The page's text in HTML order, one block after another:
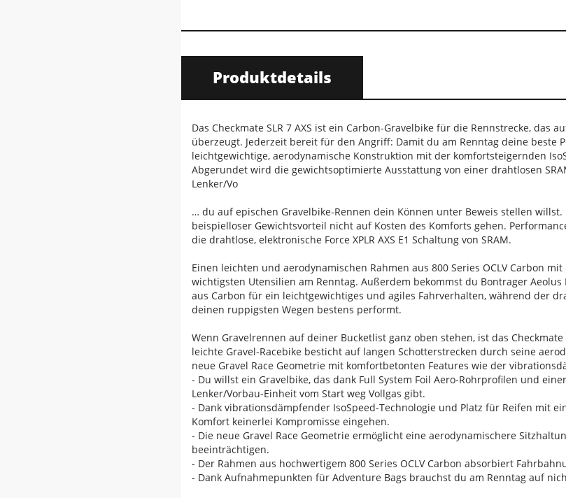
Produktdetails
Das Checkmate SLR 7 AXS ist ein Carbon-Gravelbike für die Rennstrecke,
überzeugt. Jederzeit bereit für den Angriff: Damit du am Renntag deine beste
leichtgewichtige, aerodynamische Konstruktion mit der komfortsteigernden
Abgerundet wird die gewichtsoptimierte Ausstattung von einer drahtlosen
Lenker/Vo
… du auf epischen Gravelbike-Rennen dein Können unter Beweis stellen
beispielloser Gewichtsvorteil nicht auf Kosten des Komforts gehen.
die drahtlose, elektronische Force XPLR AXS E1 Schaltung von SRAM.
Einen leichten und aerodynamischen Rahmen aus 800 Series OCLV Carbon
wichtigsten Utensilien am Renntag. Außerdem bekommst du Bontrager
aus Carbon für ein leichtgewichtiges und agiles Fahrverhalten, während der
deinen ruppigsten Wegen bestens performt.
Wenn Gravelrennen auf deiner Bucketlist ganz oben stehen, ist das
leichte Gravel-Racebike besticht auf langen Schotterstrecken durch seine
neue Gravel Race Geometrie mit komfortbetonten Features wie der
- Du willst ein Gravelbike, das dank Full System Foil Aero-Rohrprofilen und
Lenker/Vorbau-Einheit vom Start weg Vollgas gibt.
- Dank vibrationsdämpfender IsoSpeed-Technologie und Platz für Reifen mit
Komfort keinerlei Kompromisse eingehen.
- Die neue Gravel Race Geometrie ermöglicht eine aerodynamischere
beeinträchtigen.
- Der Rahmen aus hochwertigem 800 Series OCLV Carbon absorbiert
- Dank Aufnahmepunkten für Adventure Bags brauchst du am Renntag auf